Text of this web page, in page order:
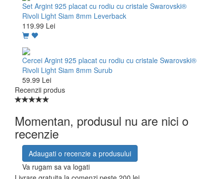
Set Argint 925 placat cu rodiu cu cristale Swarovski®
Rivoli Light Siam 8mm Leverback
119.99 Lei
Cercei Argint 925 placat cu rodiu cu cristale Swarovski®
Rivoli Light Siam 8mm Surub
59.99 Lei
Recenzii produs
Momentan, produsul nu are nici o
recenzie
Adaugati o recenzie a produsului
Va rugam sa va logati